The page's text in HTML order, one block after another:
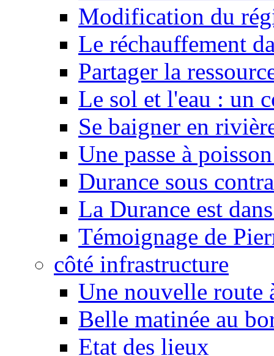
Modification du
Le réchauffement
Partager la
Le sol et l'eau : un
Se baigner en
Une passe à
Durance sous
La Durance est
Témoignage de
côté infrastructure
Une nouvelle route
Belle matinée au
Etat des lieux